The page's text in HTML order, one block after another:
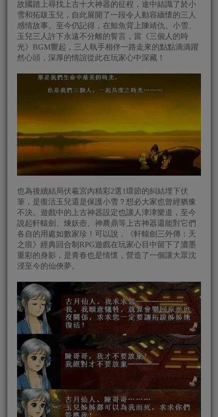
故國踏上尋找上古十大神器的征程，途中結識了於小
雪和拓跋玉兒，自此展開了一段令人動容緬懷的三人
感情故事。至今仍記得，在鯨魚背上陳靖仇、小雪、
玉兒三人許下永遠不分離的誓言，當《三個人的時
光》BGM響起，三人執手相伴一路走來的點點滴滴躍
然心頭，深厚的情誼從此在玩家心中深藏！
也為後續結局伏羲宮內精彩2選1環節的糾結埋下伏
筆，是復活玉兒還是保護小雪？想必大家也曾經猶豫
不決。遊戲中的上古神器設定也讓人津津樂道，至今
說起軒轅劍、煉妖壺、神農鼎等上古神器還能對它們
各自的用處如數家珍！可以說，《軒轅劍三外傳：天
之痕》經典回合制RPG遊戲在玩家心目中留下了濃墨
重彩的身影，是青春也是情懷，營造了一個讓大眾沈
浸至今的仙俠夢。